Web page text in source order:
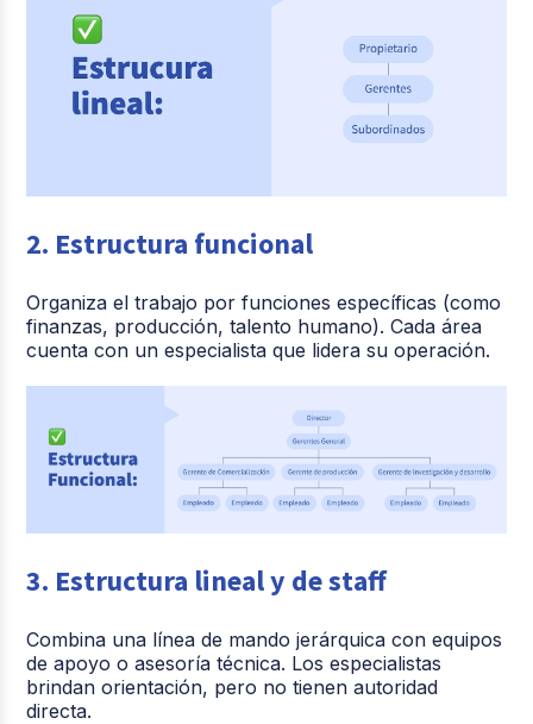
5. Lineal y
funcional
control
Puede haber
conflictos si
no hay
límites claros
2. Estructura funcional
Organiza el trabajo por funciones específicas (como
finanzas, producción, talento humano). Cada área
cuenta con un especialista que lidera su operación.
3. Estructura lineal y de staff
Combina una línea de mando jerárquica con equipos
de apoyo o asesoría técnica. Los especialistas
brindan orientación, pero no tienen autoridad
directa.